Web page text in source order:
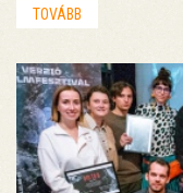
TOVÁBB